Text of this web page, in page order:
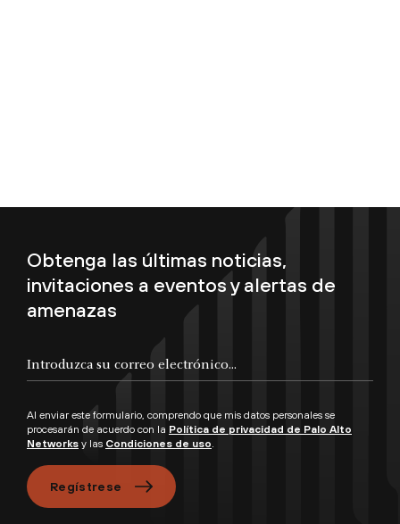
Obtenga las últimas noticias,
invitaciones a eventos y alertas de
amenazas
Al enviar este formulario, comprendo que mis datos personales se
procesarán de acuerdo con la Política de privacidad de Palo Alto
Networks y las Condiciones de uso.
Regístrese